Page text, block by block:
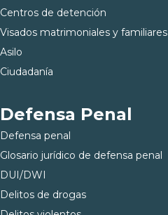
Centros de detención
Visados matrimoniales y familiares
Asilo
Ciudadanía
Defensa Penal
Defensa penal
Glosario jurídico de defensa penal
DUI/DWI
Delitos de drogas